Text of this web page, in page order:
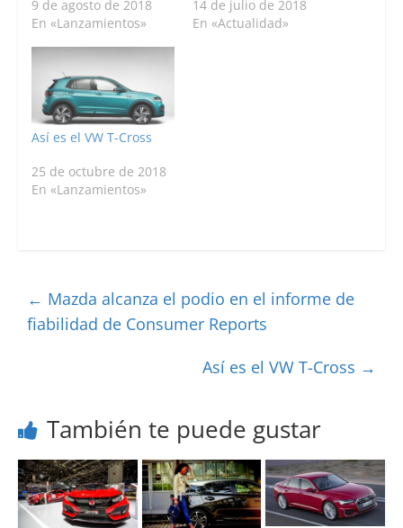
9 de agosto de 2018
En «Lanzamientos»
14 de julio de 2018
En «Actualidad»
Así es el VW T-Cross
25 de octubre de 2018
En «Lanzamientos»
← Mazda alcanza el podio en el informe de
fiabilidad de Consumer Reports
Así es el VW T-Cross →
También te puede gustar